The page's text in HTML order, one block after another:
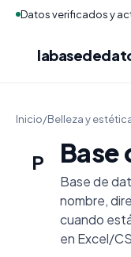
Inicio/Belleza y
P Base
Base de
nombre,
cuando
en Excel/